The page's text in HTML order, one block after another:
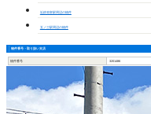
近鉄弥富駅周辺の物件
五ノ三駅周辺の物件
物件番号・取り扱い支店
物件番号 3201486